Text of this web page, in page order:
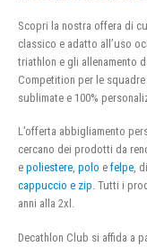
Scopri la nostra offera di
classico e adatto all’uso
triathlon e gli allenamento
Competition per le
sublimate e 100%
L’offerta abbigliamento
cercano dei prodotti da
e poliestere, polo e felpe,
cappuccio e zip. Tutti i
anni alla 2xl.
Decathlon Club si affida a